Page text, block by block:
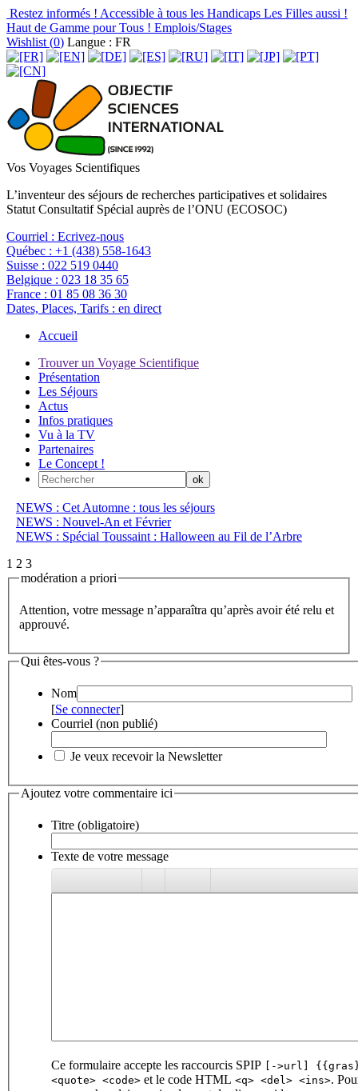
Restez informés ! Accessible à tous les Handicaps Les Filles aussi !
Haut de Gamme pour Tous ! Emplois/Stages
Wishlist (0) Langue : FR
Vos Voyages Scientifiques
L’inventeur des séjours de recherches participatives et solidaires
Statut Consultatif Spécial auprès de l’ONU (ECOSOC)
Courriel : Ecrivez-nous
Québec : +1 (438) 558-1643
Suisse : 022 519 0440
Belgique : 023 18 35 65
France : 01 85 08 36 30
Dates, Places, Tarifs : en direct
Accueil
Trouver un Voyage Scientifique
Présentation
Les Séjours
Actus
Infos pratiques
Vu à la TV
Partenaires
Le Concept !
NEWS : Cet Automne : tous les séjours
NEWS : Nouvel-An et Février
NEWS : Spécial Toussaint : Halloween au Fil de l’Arbre
1 2 3
modération a priori
Attention, votre message n’apparaîtra qu’après avoir été relu et
approuvé.
Qui êtes-vous ?
Nom
[Se connecter]
Courriel (non publié)
Je veux recevoir la Newsletter
Ajoutez votre commentaire ici
Titre (obligatoire)
Texte de votre message
Ce formulaire accepte les raccourcis SPIP
[->url]
<quote> <code> et le code HTML <q> <del> <ins>.